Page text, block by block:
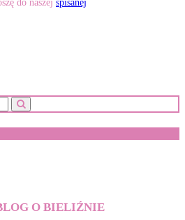
do naszej spisanej
O BIELIŹNIE